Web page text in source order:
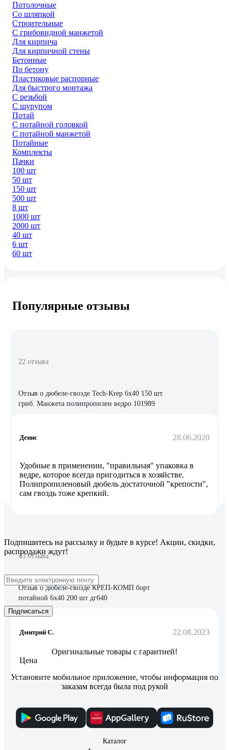
Потолочные
Со шляпкой
Строительные
С грибовидной манжетой
Для кирпича
Для кирпичной стены
Бетонные
По бетону
Пластиковые распорные
Для быстрого монтажа
С резьбой
С шурупом
Потай
С потайной головкой
С потайной манжетой
Потайные
Комплекты
Пачки
100 шт
50 шт
150 шт
500 шт
8 шт
1000 шт
2000 шт
40 шт
6 шт
60 шт
Популярные отзывы
22 отзыва
Отзыв о дюбеле-гвозде Tech-Krep 6х40 150 шт.
гриб. Манжета полипропилен ведро 101989
Денис 28.06.2020
Удобные в применении, "правильная" упаковка в
ведре, которое всегда пригодиться в хозяйстве.
Полипропиленовый дюбель достаточной "крепости",
сам гвоздь тоже крепкий.
43 отзыва
Отзыв о дюбеле-гвозде КРЕП-КОМП борт
потайной 6х40 200 шт дг640
Дмитрий С. 22.08.2023
Цена
12 отзывов
Подпишитесь на рассылку и будьте в курсе! Акции, скидки,
распродажи ждут!
Подписаться
Оригинальные товары с гарантией!
Установите мобильное приложение, чтобы информация по
заказам всегда была под рукой
Каталог